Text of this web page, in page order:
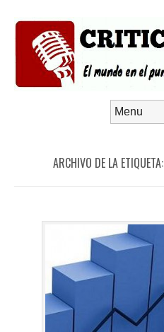
ARCHIVO DE LA ETIQUETA: